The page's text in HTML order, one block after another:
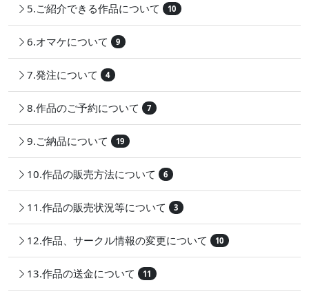
5.ご紹介できる作品について 10
6.オマケについて 9
7.発注について 4
8.作品のご予約について 7
9.ご納品について 19
10.作品の販売方法について 6
11.作品の販売状況等について 3
12.作品、サークル情報の変更について 10
13.作品の送金について 11